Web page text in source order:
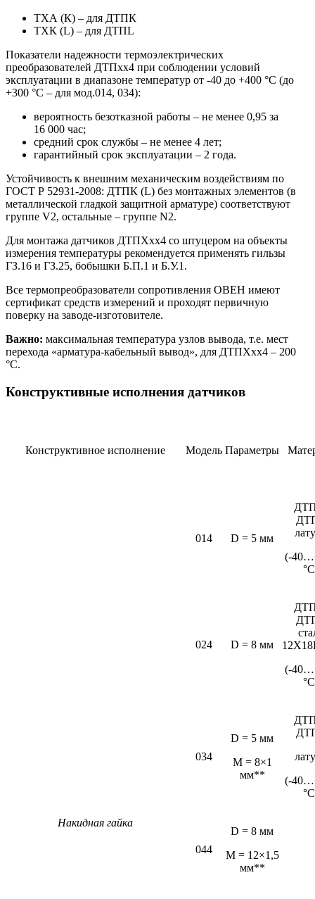
ТХА (К) – для ДТПК
ТХК (L) – для ДТПL
Показатели надежности термоэлектрических
преобразователей ДТПхх4 при соблюдении условий
эксплуатации в диапазоне температур от -40 до +400 °С (до
+300 °С – для мод.014, 034):
вероятность безотказной работы – не менее 0,95 за
16 000 час;
средний срок службы – не менее 4 лет;
гарантийный срок эксплуатации – 2 года.
Устойчивость к внешним механическим воздействиям по
ГОСТ Р 52931-2008: ДТПК (L) без монтажных элементов (в
металлической гладкой защитной арматуре) соответствуют
группе V2, остальные – группе N2.
Для монтажа датчиков ДТПХхх4 со штуцером на объекты
измерения температуры рекомендуется применять гильзы
ГЗ.16 и ГЗ.25, бобышки Б.П.1 и Б.У.1.
Все термопреобразователи сопротивления ОВЕН имеют
сертификат средств измерений и проходят первичную
поверку на заводе-изготовителе.
Важно: максимальная температура узлов вывода, т.е. мест
перехода «арматура-кабельный вывод», для ДТПХхх4 – 200
°С.
Конструктивные исполнения датчиков
Конструктивное исполнение Модель Параметры
014 D = 5 мм
(-
024 D = 8 мм
(-
Накидная гайка
034
D = 5 мм
М = 8×1
мм**
(-
044
D = 8 мм
M = 12×1,5
мм**